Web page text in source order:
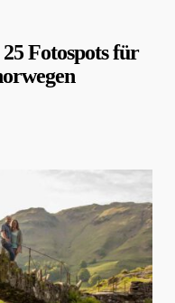
Fotospots für